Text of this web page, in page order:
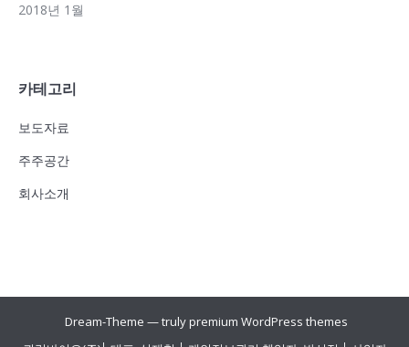
2018년 1월
카테고리
보도자료
주주공간
회사소개
Dream-Theme — trulypremium WordPress themes